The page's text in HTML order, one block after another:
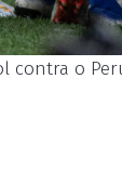
contra o